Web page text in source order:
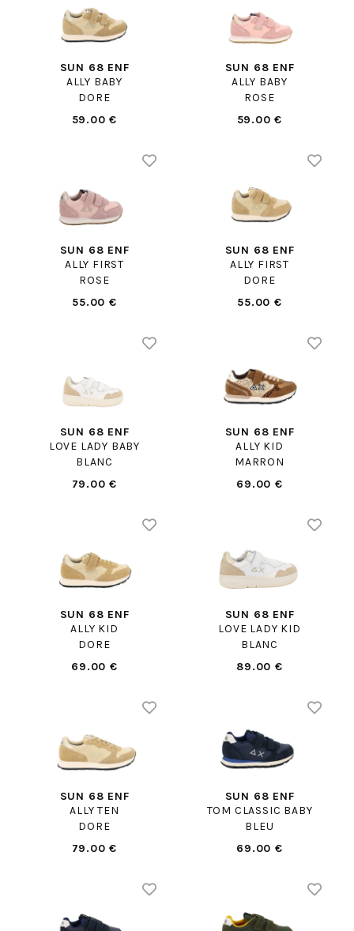
SUN 68 ENF
ALLY BABY
DORE
59.00 €
SUN 68 ENF
ALLY BABY
ROSE
59.00 €
SUN 68 ENF
ALLY FIRST
ROSE
55.00 €
SUN 68 ENF
ALLY FIRST
DORE
55.00 €
SUN 68 ENF
LOVE LADY BABY
BLANC
79.00 €
SUN 68 ENF
ALLY KID
MARRON
69.00 €
SUN 68 ENF
ALLY KID
DORE
69.00 €
SUN 68 ENF
LOVE LADY KID
BLANC
89.00 €
SUN 68 ENF
ALLY TEN
DORE
79.00 €
SUN 68 ENF
TOM CLASSIC BABY
BLEU
69.00 €